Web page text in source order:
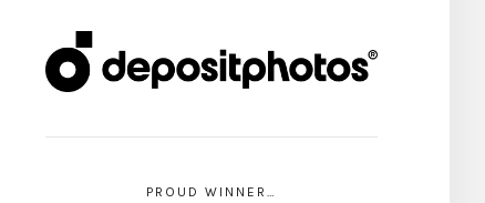
PROUD WINNER…